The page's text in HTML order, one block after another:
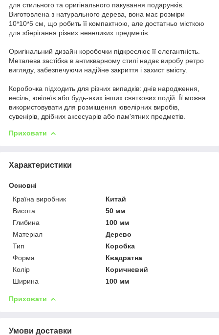
для стильного та оригінального пакування подарунків.
Виготовлена з натурального дерева, вона має розміри
10*10*5 см, що робить її компактною, але достатньо місткою
для зберігання різних невеликих предметів.
Оригінальний дизайн коробочки підкреслює її елегантність.
Металева застібка в антикварному стилі надає виробу ретро
вигляду, забезпечуючи надійне закриття і захист вмісту.
Коробочка підходить для різних випадків: днів народження,
весіль, ювілеїв або будь-яких інших святкових подій. Її можна
використовувати для розміщення ювелірних виробів,
сувенірів, дрібних аксесуарів або пам'ятних предметів.
Приховати
Характеристики
Основні
Країна виробник
Китай
Висота
50 мм
Глибина
100 мм
Матеріал
Дерево
Тип
Коробка
Форма
Квадратна
Колір
Коричневий
Ширина
100 мм
Приховати
Умови доставки